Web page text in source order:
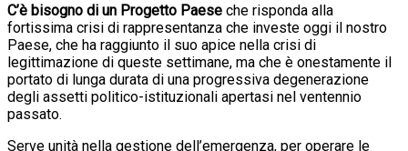
C’è bisogno di un Progetto Paese che risponda alla
fortissima crisi di rappresentanza che investe oggi il nostro
Paese, che ha raggiunto il suo apice nella crisi di
legittimazione di queste settimane, ma che è onestamente il
portato di lunga durata di una progressiva degenerazione
degli assetti politico-istituzionali apertasi nel ventennio
passato.
Serve unità nella gestione dell’emergenza, per operare le